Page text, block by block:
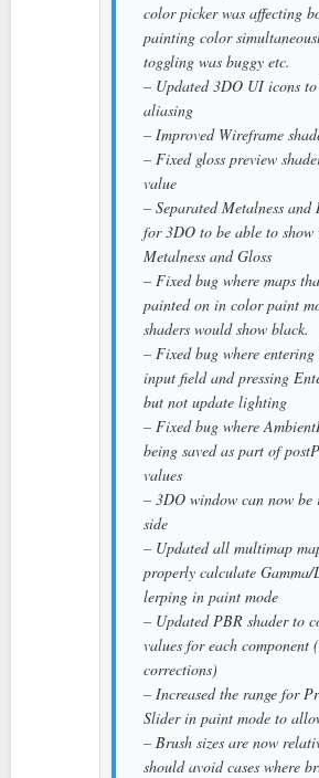
color picker was affecting
painting color
toggling was buggy etc.
– Updated 3DO UI icons
aliasing
– Improved Wireframe
– Fixed gloss preview
value
– Separated Metalness and
for 3DO to be able to show
Metalness and Gloss
– Fixed bug where maps
painted on in color paint
shaders would show black.
– Fixed bug where
input field and pressing
but not update lighting
– Fixed bug where
being saved as part of
values
– 3DO window can now be
side
– Updated all multimap
properly calculate Gamma/
lerping in paint mode
– Updated PBR shader to
values for each component
corrections)
– Increased the range for
Slider in paint mode to
– Brush sizes are now
should avoid cases where